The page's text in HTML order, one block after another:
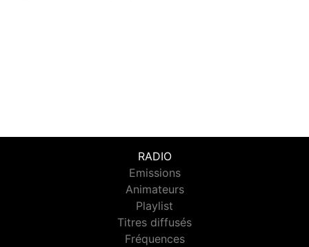
RADIO
Emissions
Animateurs
Playlist
Titres diffusés
Fréquences